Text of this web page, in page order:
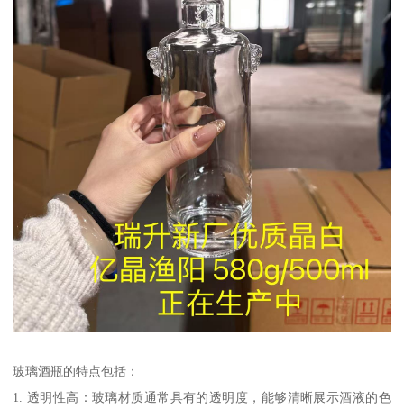
玻璃酒瓶的特点包括：
1. 透明性高：玻璃材质通常具有的透明度，能够清晰展示酒液的色